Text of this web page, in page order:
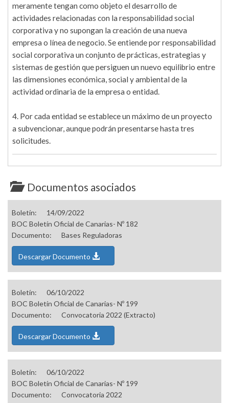
meramente tengan como objeto el desarrollo de
actividades relacionadas con la responsabilidad social
corporativa y no supongan la creación de una nueva
empresa o línea de negocio. Se entiende por responsabilidad
social corporativa un conjunto de prácticas, estrategias y
sistemas de gestión que persiguen un nuevo equilibrio entre
las dimensiones económica, social y ambiental de la
actividad ordinaria de la empresa o entidad.
4. Por cada entidad se establece un máximo de un proyecto
a subvencionar, aunque podrán presentarse hasta tres
solicitudes.
Documentos asociados
Boletín:
14/09/2022
BOC Boletín Oficial de Canarias- Nº 182
Documento:
Bases Reguladoras
Descargar Documento
Boletín:
06/10/2022
BOC Boletín Oficial de Canarias- Nº 199
Documento:
Convocatoria 2022 (Extracto)
Descargar Documento
Boletín:
06/10/2022
BOC Boletín Oficial de Canarias- Nº 199
Documento:
Convocatoria 2022